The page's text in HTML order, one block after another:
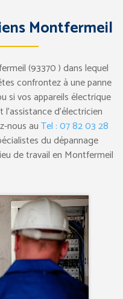
Montfermeil
(93370 ) dans lequel
confrontez à une panne
si vos appareils électrique
d’électricien
nous auTel : 07 82 03 28
du dépannage
de travail en Montfermeil